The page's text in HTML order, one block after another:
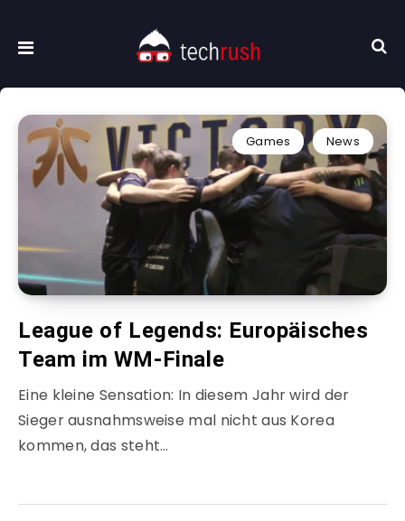
Games News
League of Legends: Europäisches
Team im WM-Finale
Eine kleine Sensation: In diesem Jahr wird der
Sieger ausnahmsweise mal nicht aus Korea
kommen, das steht…